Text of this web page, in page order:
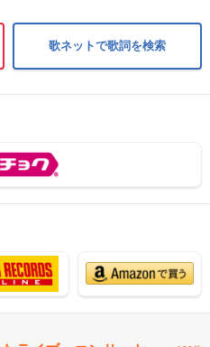
歌ネットで歌詞を検索